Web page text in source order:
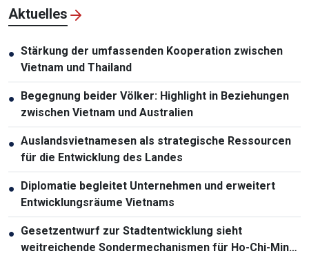
Aktuelles
● Stärkung der umfassenden Kooperation zwischen
Vietnam und Thailand
● Begegnung beider Völker: Highlight in Beziehungen
zwischen Vietnam und Australien
● Auslandsvietnamesen als strategische Ressourcen
für die Entwicklung des Landes
● Diplomatie begleitet Unternehmen und erweitert
Entwicklungsräume Vietnams
● Gesetzentwurf zur Stadtentwicklung sieht
weitreichende Sondermechanismen für Ho-Chi-Minh-